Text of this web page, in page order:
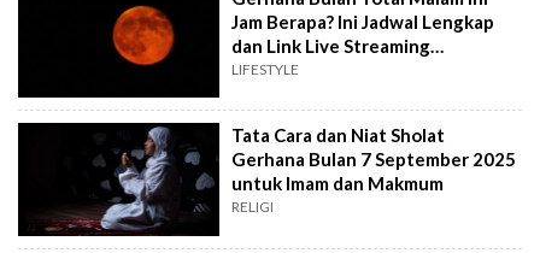
Jam Berapa? Ini Jadwal Lengkap
dan Link Live Streaming
Menontonnya
LIFESTYLE
Tata Cara dan Niat Sholat
Gerhana Bulan 7 September 2025
untuk Imam dan Makmum
RELIGI